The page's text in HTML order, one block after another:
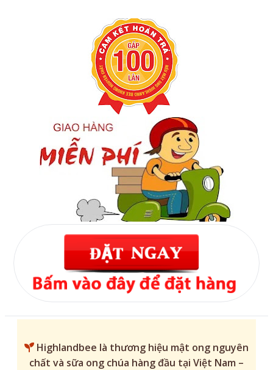
Highlandbee là thương hiệu mật ong nguyên
chất và sữa ong chúa hàng đầu tại Việt Nam –